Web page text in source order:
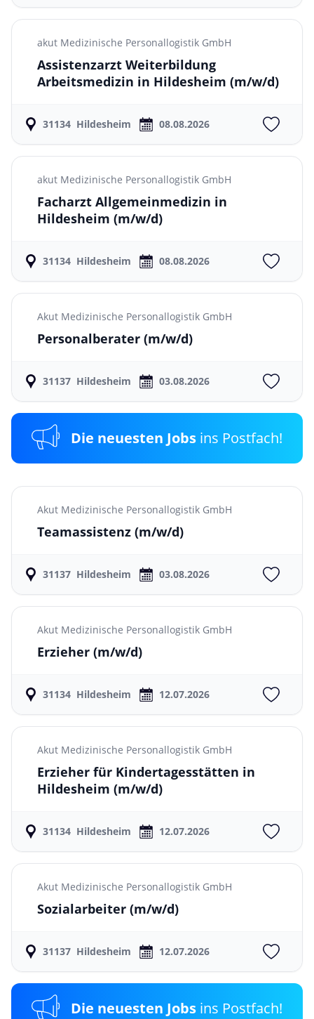
akut Medizinische Personallogistik GmbH
Assistenzarzt Weiterbildung
Arbeitsmedizin in Hildesheim (m/w/d)
31134 Hildesheim 08.08.2026
akut Medizinische Personallogistik GmbH
Facharzt Allgemeinmedizin in
Hildesheim (m/w/d)
31134 Hildesheim 08.08.2026
Akut Medizinische Personallogistik GmbH
Personalberater (m/w/d)
31137 Hildesheim 03.08.2026
Die neuesten Jobs ins Postfach!
Akut Medizinische Personallogistik GmbH
Teamassistenz (m/w/d)
31137 Hildesheim 03.08.2026
Akut Medizinische Personallogistik GmbH
Erzieher (m/w/d)
31134 Hildesheim 12.07.2026
Akut Medizinische Personallogistik GmbH
Erzieher für Kindertagesstätten in
Hildesheim (m/w/d)
31134 Hildesheim 12.07.2026
Akut Medizinische Personallogistik GmbH
Sozialarbeiter (m/w/d)
31137 Hildesheim 12.07.2026
Die neuesten Jobs ins Postfach!